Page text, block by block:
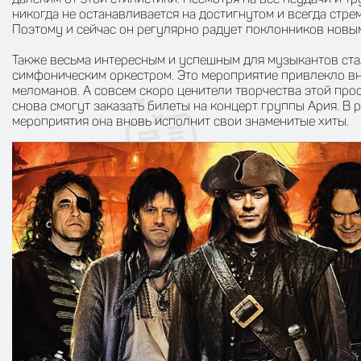
никогда не останавливается на достигнутом и всегда
Поэтому и сейчас он регулярно радует поклонников
Также весьма интересным и успешным для музыкантов
симфоническим оркестром. Это мероприятие привлекло
меломанов. А совсем скоро ценители творчества этой
снова смогут заказать билеты на концерт группы Ария. В
мероприятия она вновь исполнит свои знаменитые хиты.